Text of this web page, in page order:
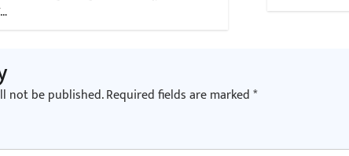
not be published.Required fields are marked*